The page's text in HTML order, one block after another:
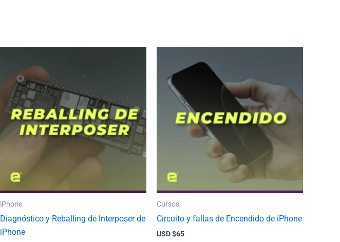
iPhone
Diagnóstico y Reballing de Interposer de
iPhone
Cursos
Circuito y fallas de Encendido de iPhone
USD $65